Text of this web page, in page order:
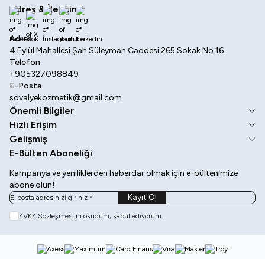
Adres & İletişim
Adres
4 Eylül Mahallesi Şah Süleyman Caddesi 265 Sokak No 16
Telefon
+905327098849
E-Posta
sovalyekozmetik@gmail.com
Facebook
X İnstagram
Youtube
Önemli Bilgiler
Hızlı Erişim
Gelişmiş
E-Bülten Aboneliği
Kampanya ve yeniliklerden haberdar olmak için e-bültenimize
abone olun!
Kayıt Ol
KVKK Sözleşmesi'ni okudum, kabul ediyorum.